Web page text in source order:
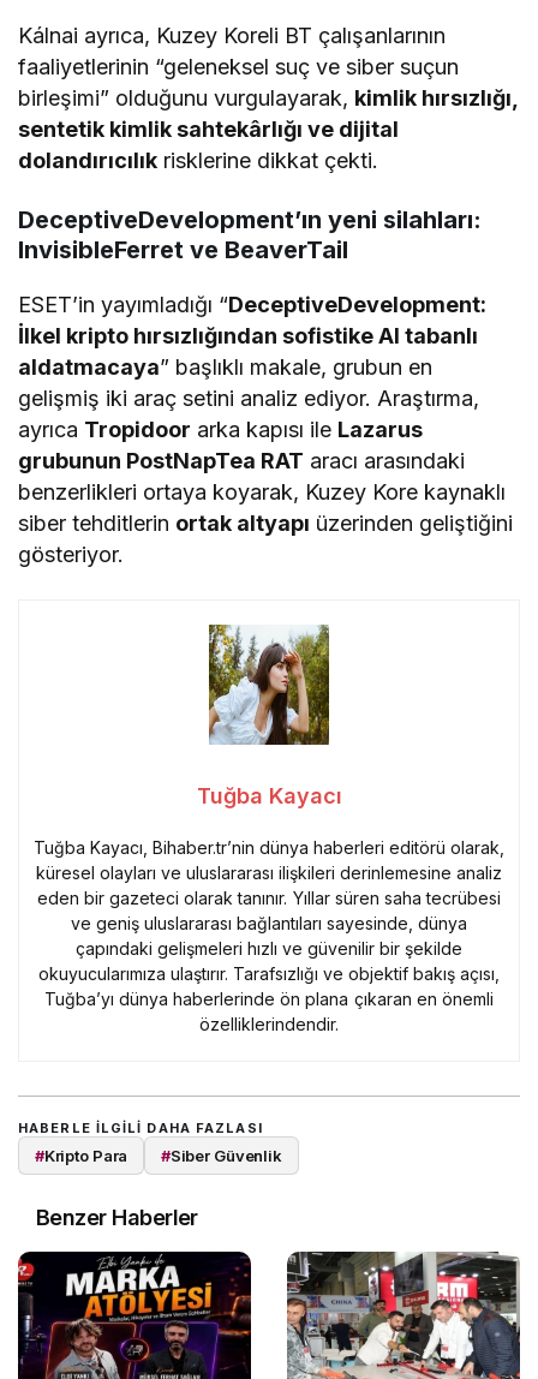
Kálnai ayrıca, Kuzey Koreli BT çalışanlarının
faaliyetlerinin “geleneksel suç ve siber suçun
birleşimi” olduğunu vurgulayarak, kimlik hırsızlığı,
sentetik kimlik sahtekârlığı ve dijital
dolandırıcılık risklerine dikkat çekti.
DeceptiveDevelopment’ın yeni silahları:
InvisibleFerret ve BeaverTail
ESET’in yayımladığı “DeceptiveDevelopment:
İlkel kripto hırsızlığından sofistike AI tabanlı
aldatmacaya” başlıklı makale, grubun en
gelişmiş iki araç setini analiz ediyor. Araştırma,
ayrıca Tropidoor arka kapısı ile Lazarus
grubunun PostNapTea RAT aracı arasındaki
benzerlikleri ortaya koyarak, Kuzey Kore kaynaklı
siber tehditlerin ortak altyapı üzerinden geliştiğini
gösteriyor.
Tuğba Kayacı
Tuğba Kayacı, Bihaber.tr’nin dünya haberleri editörü olarak,
küresel olayları ve uluslararası ilişkileri derinlemesine analiz
eden bir gazeteci olarak tanınır. Yıllar süren saha tecrübesi
ve geniş uluslararası bağlantıları sayesinde, dünya
çapındaki gelişmeleri hızlı ve güvenilir bir şekilde
okuyucularımıza ulaştırır. Tarafsızlığı ve objektif bakış açısı,
Tuğba’yı dünya haberlerinde ön plana çıkaran en önemli
özelliklerindendir.
HABERLE ILGILI DAHA FAZLASI
#Kripto Para #Siber Güvenlik
Benzer Haberler